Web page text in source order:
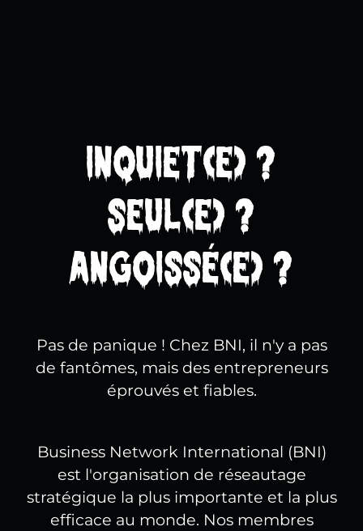
Inquiet(e) ?
Seul(e) ?
Angoissé(e) ?
Pas de panique ! Chez BNI, il n'y a pas
de fantômes, mais des entrepreneurs
éprouvés et fiables.
Business Network International (BNI)
est l'organisation de réseautage
stratégique la plus importante et la plus
efficace au monde. Nos membres